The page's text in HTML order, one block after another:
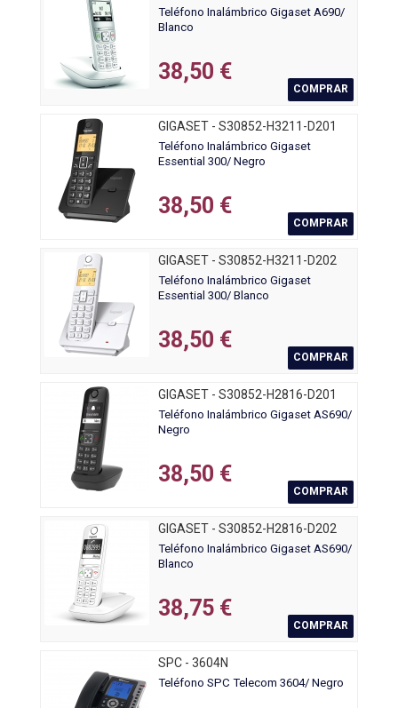
Teléfono Inalámbrico Gigaset A690/
Blanco
38,50 €
COMPRAR
GIGASET - S30852-H3211-D201
Teléfono Inalámbrico Gigaset
Essential 300/ Negro
38,50 €
COMPRAR
GIGASET - S30852-H3211-D202
Teléfono Inalámbrico Gigaset
Essential 300/ Blanco
38,50 €
COMPRAR
GIGASET - S30852-H2816-D201
Teléfono Inalámbrico Gigaset AS690/
Negro
38,50 €
COMPRAR
GIGASET - S30852-H2816-D202
Teléfono Inalámbrico Gigaset AS690/
Blanco
38,75 €
COMPRAR
SPC - 3604N
Teléfono SPC Telecom 3604/ Negro